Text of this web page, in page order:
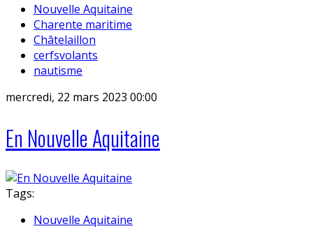
Nouvelle Aquitaine
Charente maritime
Châtelaillon
cerfsvolants
nautisme
mercredi, 22 mars 2023 00:00
En Nouvelle Aquitaine
Tags:
Nouvelle Aquitaine